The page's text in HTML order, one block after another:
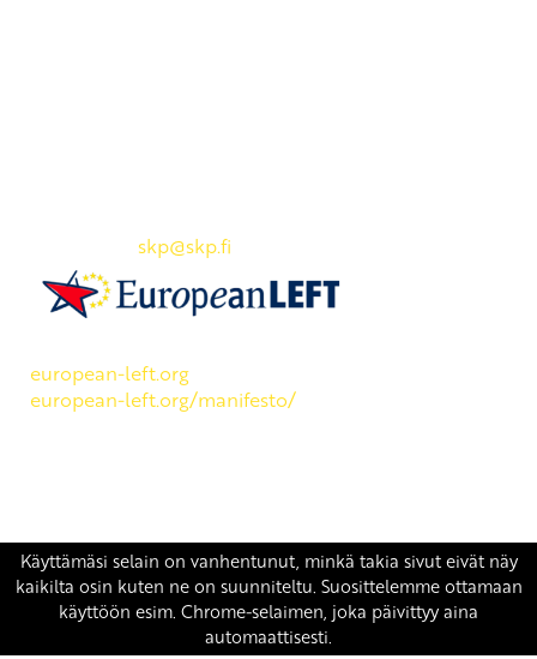
skp@skp.fi
european-left.org
european-left.org/manifesto/
Copyright 2026 © SKP| Tietosuojaseloste